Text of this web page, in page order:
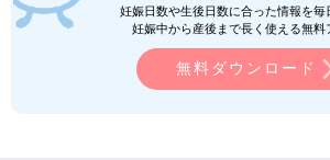
妊娠日数や生後日数に合った情報を毎
妊娠中から産後まで長く使える無料
無料ダウンロード